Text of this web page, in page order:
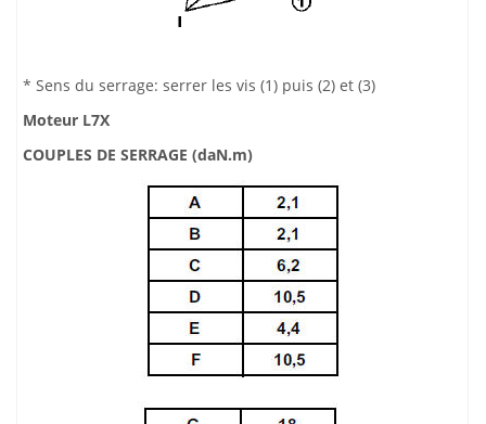
* Sens du serrage: serrer les vis (1) puis (2) et (3)
Moteur L7X
COUPLES DE SERRAGE (daN.m)